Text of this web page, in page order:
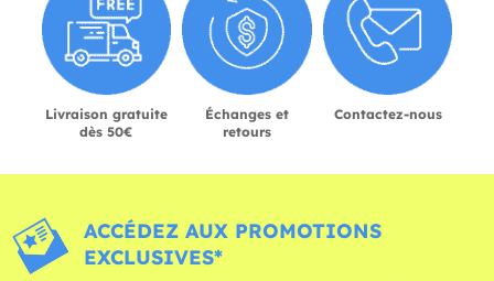
Livraison gratuite
dès 50€
Échanges et
retours
Contactez-nous
ACCÉDEZ AUX PROMOTIONS
EXCLUSIVES*